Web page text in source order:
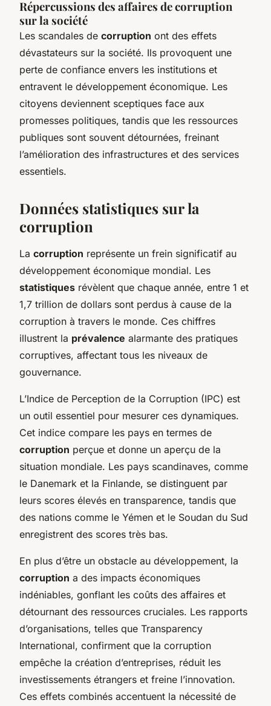
Répercussions des affaires de corruption
sur la société
Les scandales de corruption ont des effets
dévastateurs sur la société. Ils provoquent une
perte de confiance envers les institutions et
entravent le développement économique. Les
citoyens deviennent sceptiques face aux
promesses politiques, tandis que les ressources
publiques sont souvent détournées, freinant
l’amélioration des infrastructures et des services
essentiels.
Données statistiques sur la
corruption
La corruption représente un frein significatif au
développement économique mondial. Les
statistiques révèlent que chaque année, entre 1 et
1,7 trillion de dollars sont perdus à cause de la
corruption à travers le monde. Ces chiffres
illustrent la prévalence alarmante des pratiques
corruptives, affectant tous les niveaux de
gouvernance.
L’Indice de Perception de la Corruption (IPC) est
un outil essentiel pour mesurer ces dynamiques.
Cet indice compare les pays en termes de
corruption perçue et donne un aperçu de la
situation mondiale. Les pays scandinaves, comme
le Danemark et la Finlande, se distinguent par
leurs scores élevés en transparence, tandis que
des nations comme le Yémen et le Soudan du Sud
enregistrent des scores très bas.
En plus d’être un obstacle au développement, la
corruption a des impacts économiques
indéniables, gonflant les coûts des affaires et
détournant des ressources cruciales. Les rapports
d’organisations, telles que Transparency
International, confirment que la corruption
empêche la création d’entreprises, réduit les
investissements étrangers et freine l’innovation.
Ces effets combinés accentuent la nécessité de